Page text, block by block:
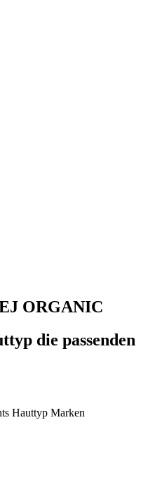
ORGANIC
die passenden
Hauttyp Marken